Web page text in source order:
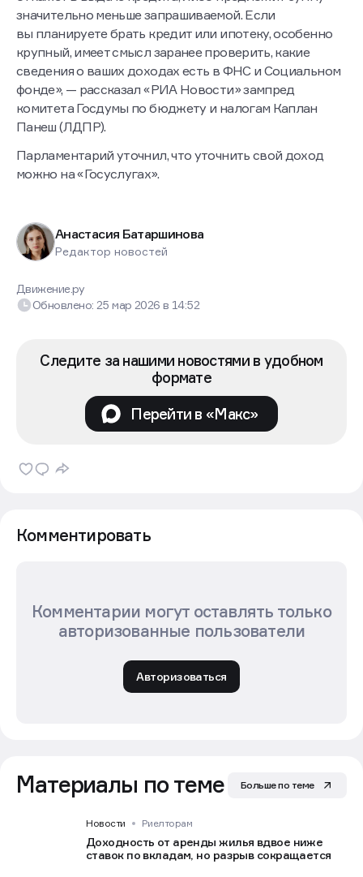
значительно меньше запрашиваемой. Если
вы планируете брать кредит или ипотеку, особенно
крупный, имеет смысл заранее проверить, какие
сведения о ваших доходах есть в ФНС и Социальном
фонде», — рассказал «РИА Новости» зампред
комитета Госдумы по бюджету и налогам Каплан
Панеш (ЛДПР).
Парламентарий уточнил, что уточнить свой доход
можно на «Госуслугах».
Анастасия Батаршинова
Редактор новостей
Движение.ру
Обновлено: 25 мар 2026в 14:52
Следите за нашими новостями в удобном
формате
Перейти в «Макс»
Комментировать
Комментарии могут оставлять только
авторизованные пользователи
Авторизоваться
Материалы по теме Больше по теме
Новости Риелторам
Доходность от аренды жилья вдвое ниже
ставок по вкладам, но разрыв сокращается